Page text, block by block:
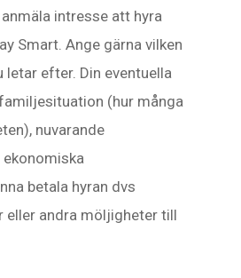
intresse att hyra
Smart. Ange gärna vilken
letar efter. Din eventuella
(hur många
nuvarande
betala hyran dvs
eller andra möljigheter till